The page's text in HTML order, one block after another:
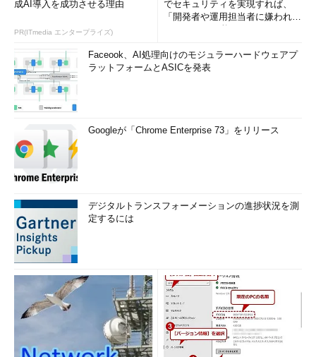
成AI導入を成功させる理由
PR(ITmedia エンタープライズ)
でセキュリティを実現すれば、
「開発者や運用担当者に嫌われな
Faceook、AI処理向けのモジュラーハードウェアプ
ラットフォームとASICを発表
Googleが「Chrome Enterprise 73」をリリース
デジタルトランスフォーメーションの進捗状況を測
定するには